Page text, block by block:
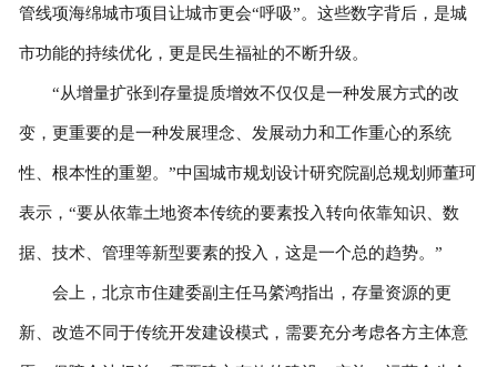
管线项海绵城市项目让城市更会“呼吸”。这些数字背后，是城
市功能的持续优化，更是民生福祉的不断升级。
“从增量扩张到存量提质增效不仅仅是一种发展方式的改
变，更重要的是一种发展理念、发展动力和工作重心的系统
性、根本性的重塑。”中国城市规划设计研究院副总规划师董珂
表示，“要从依靠土地资本传统的要素投入转向依靠知识、数
据、技术、管理等新型要素的投入，这是一个总的趋势。”
会上，北京市住建委副主任马綮鸿指出，存量资源的更
新、改造不同于传统开发建设模式，需要充分考虑各方主体意